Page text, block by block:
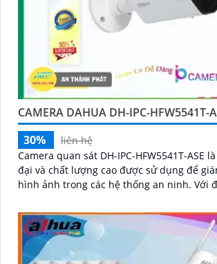
CAMERA DAHUA DH-IPC-HFW5541T-
30%
liên hệ
Camera quan sát DH-IPC-HFW5541T-ASE
đại và chất lượng cao được sử dụng để
hình ảnh